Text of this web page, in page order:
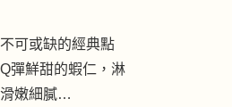
可或缺的經典點
彈鮮甜的蝦仁，淋
滑嫩細膩…